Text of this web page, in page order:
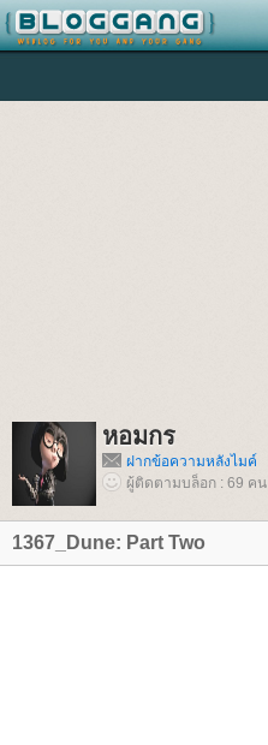
หอมกร
ฝากข้อความหลังไมค์
ผู้ติดตามบล็อก : 69 คน
1367_Dune: Part Two